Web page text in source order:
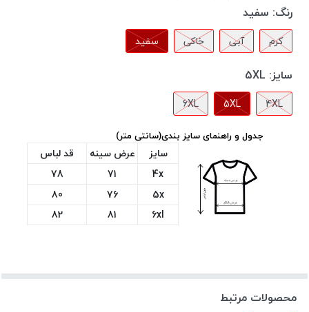
رنگ: سفید
کرم آبی خاکی سفید
سایز: 5XL
4XL
5XL
6XL
جدول و راهنمای سایز بندی(سانتی متر)
سایز عرض سینه
قد لباس
4x
71
78
5x
76
80
6xl
81
82
محصولات مرتبط